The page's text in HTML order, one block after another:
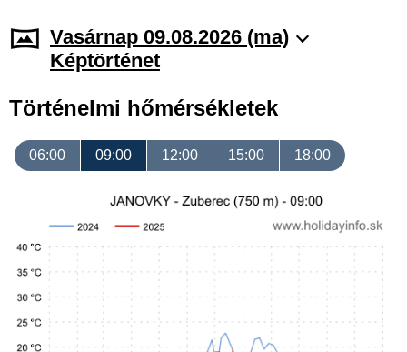
Vasárnap 09.08.2026 (ma)
Képtörténet
Történelmi hőmérsékletek
06:00 09:00 12:00 15:00 18:00